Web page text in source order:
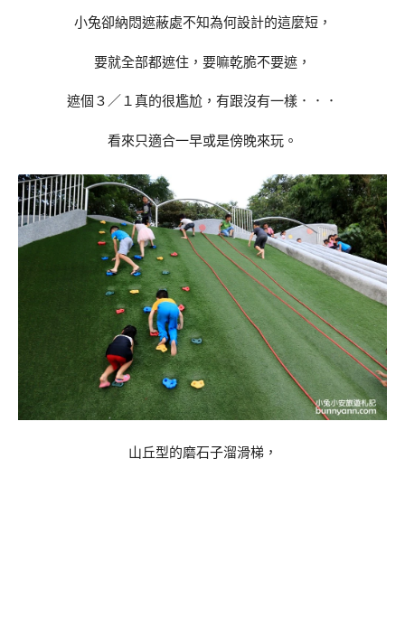
小兔卻納悶遮蔽處不知為何設計的這麼短，
要就全部都遮住，要嘛乾脆不要遮，
遮個３／１真的很尷尬，有跟沒有一樣．．．
看來只適合一早或是傍晚來玩。
山丘型的磨石子溜滑梯，